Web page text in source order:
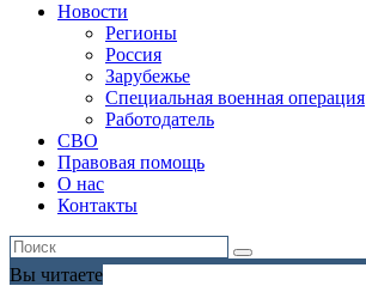
Новости
Регионы
Россия
Зарубежье
Специальная военная операция
Работодатель
СВО
Правовая помощь
О нас
Контакты
Вы читаете